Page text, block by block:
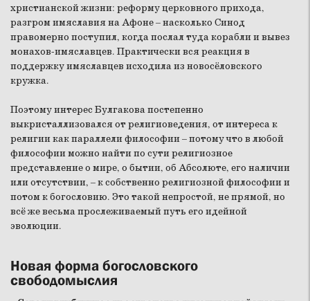
христианской жизни: реформу церковного прихода,
разгром имяславия на Афоне – насколько Синод
правомерно поступил, когда послал туда корабли и вывез
монахов-имяславцев. Практически вся реакция в
поддержку имяславцев исходила из новосёловского
кружка.
Поэтому интерес Булгакова постепенно
выкристаллизовался от религиоведения, от интереса к
религии как параллели философии – потому что в любой
философии можно найти по сути религиозное
представление о мире, о бытии, об Абсолюте, его наличии
или отсутствии, – к собственно религиозной философии и
потом к богословию. Это такой непростой, не прямой, но
всё же весьма прослеживаемый путь его идейной
эволюции.
Новая форма богословского
свободомыслия